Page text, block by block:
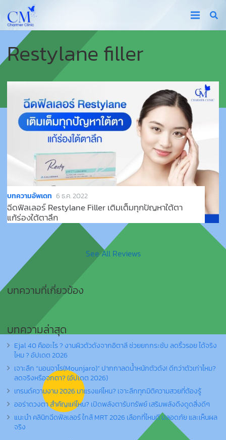
Restylane filler
บทความอัพเดท 6 ธ.ค. 2022
ฉีดฟิลเลอร์ Restylane Filler เติมเต็มทุกปัญหาใต้ตา
แก้ร่องใต้ตาลึก
See All Reviews
บทความที่เกี่ยวข้อง
บทความล่าสุด
Ejal 40 คืออะไร ? งานผิวตัวดังจากอิตาลี ช่วยยกกระชับ ลดริ้วรอย ได้จริง
ไหม ? อัปเดต 2026
เจาะลึก “มอนจาโร(Mounjaro)” ปากกาลดน้ำหนักตัวดัง! ดีกว่าตัวเก่าไหม?
ลดจริงหรือจกตา? (อัปเดต 2026)
เทรนด์ความงาม 2026 มาแรงแค่ไหน? เจาะลึกทุกมิติความสวยที่ต้องรู้
ออร่าดวงตา สำคัญแค่ไหน? เปิดพลังตารับทรัพย์ เสริมพลังดึงดูดสิ่งดีๆ
แนะนำ คลินิกฉีดฟิลเลอร์ ใกล้ MRT 2026 เลือกที่ไหนดี ปลอดภัย และเห็นผล
จริง